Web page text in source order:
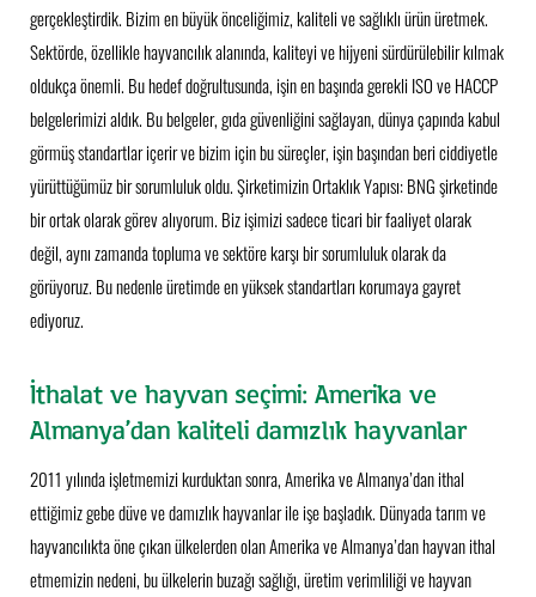
gerçekleştirdik. Bizim en büyük önceliğimiz, kaliteli ve sağlıklı ürün üretmek.
Sektörde, özellikle hayvancılık alanında, kaliteyi ve hijyeni sürdürülebilir kılmak
oldukça önemli. Bu hedef doğrultusunda, işin en başında gerekli ISO ve HACCP
belgelerimizi aldık. Bu belgeler, gıda güvenliğini sağlayan, dünya çapında kabul
görmüş standartlar içerir ve bizim için bu süreçler, işin başından beri ciddiyetle
yürüttüğümüz bir sorumluluk oldu. Şirketimizin Ortaklık Yapısı: BNG şirketinde
bir ortak olarak görev alıyorum. Biz işimizi sadece ticari bir faaliyet olarak
değil, aynı zamanda topluma ve sektöre karşı bir sorumluluk olarak da
görüyoruz. Bu nedenle üretimde en yüksek standartları korumaya gayret
ediyoruz.
İthalat ve hayvan seçimi: Amerika ve
Almanya’dan kaliteli damızlık hayvanlar
2011 yılında işletmemizi kurduktan sonra, Amerika ve Almanya’dan ithal
ettiğimiz gebe düve ve damızlık hayvanlar ile işe başladık. Dünyada tarım ve
hayvancılıkta öne çıkan ülkelerden olan Amerika ve Almanya’dan hayvan ithal
etmemizin nedeni, bu ülkelerin buzağı sağlığı, üretim verimliliği ve hayvan